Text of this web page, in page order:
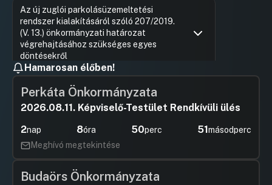
Az új zuglói parkolásüzemeltetési
rendszer kialakításáról szóló 207/2019.
(V. 13.) önkormányzati határozat
végrehajtásához szükséges egyes
döntésekről
HozzászólásokUgrás a napirendi pontra
Rozgonyi
Kerületi építési szabályzattal összefüggő
településrendezési szerződés megkötése
(Budapest XIV. kerület, Mogyoródi út 11-13. és
UGRÁS A NAPIREND ELEJÉRE
Pályázat benyújtása a pénzügyminiszter
által meghirdetett Önkormányzati
Hamarosan élőben!
Perkáta Önkormányzata
2026.08.11. Képviselő-Testület Rendkívüli ülés
2nap 8óra 50perc 51másodperc
Meghívó megtekintése
Budaörs Önkormányzata